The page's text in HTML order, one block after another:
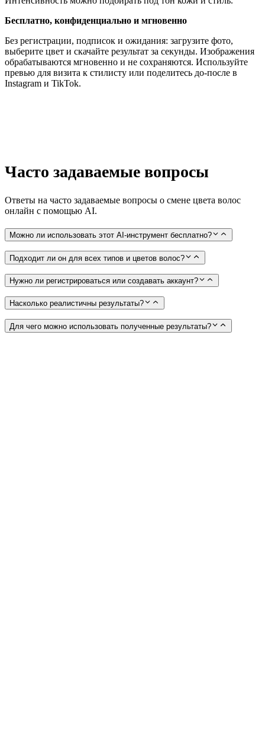
Бесплатно, конфиденциально и мгновенно
Без регистрации, подписок и ожидания: загрузите фото,
выберите цвет и скачайте результат за секунды. Изображения
обрабатываются мгновенно и не сохраняются. Используйте
превью для визита к стилисту или поделитесь до-после в
Instagram и TikTok.
Часто задаваемые вопросы
Ответы на часто задаваемые вопросы о смене цвета волос
онлайн с помощью AI.
Можно ли использовать этот AI-инструмент бесплатно?
Подходит ли он для всех типов и цветов волос?
Нужно ли регистрироваться или создавать аккаунт?
Насколько реалистичны результаты?
Для чего можно использовать полученные результаты?